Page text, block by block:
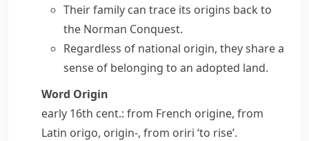
Their family can trace its origins back to
the Norman Conquest.
Regardless of national origin, they share a
sense of belonging to an adopted land.
Word Origin
early 16th cent.: from French origine, from
Latin origo, origin-, from oriri ‘to rise’.